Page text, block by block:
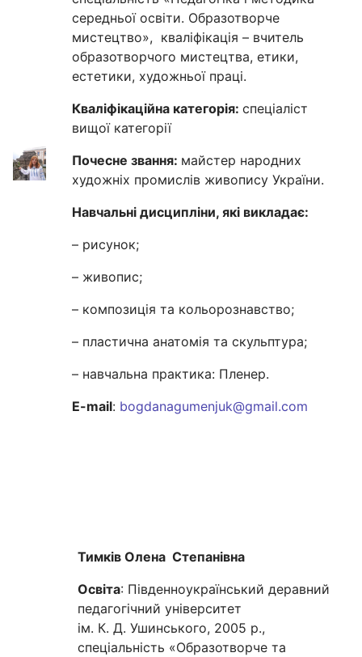
середньої освіти. Образотворче
мистецтво», кваліфікація – вчитель
образотворчого мистецтва, етики,
естетики, художньої праці.
Кваліфікаційна категорія: спеціаліст
вищої категорії
Почесне звання: майстер народних
художніх промислів живопису України.
Навчальні дисципліни, які викладає:
– рисунок;
– живопис;
– композиція та кольорознавство;
– пластична анатомія та скульптура;
– навчальна практика: Пленер.
E-mail: bogdanagumenjuk@gmail.com
Тимків Олена Степанівна
Освіта: Південноукраїнський деравний
педагогічний університет
ім. К. Д. Ушинського, 2005 р.,
спеціальність «Образотворче та